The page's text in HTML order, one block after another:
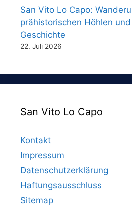
San Vito Lo Capo:
prähistorischen Höhlen
Geschichte
22. Juli 2026
San Vito Lo Capo
Kontakt
Impressum
Datenschutzerklärung
Haftungsausschluss
Sitemap